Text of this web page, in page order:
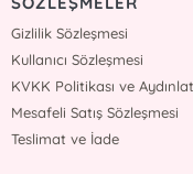
Gizlilik Sözleşmesi
Kullanıcı Sözleşmesi
KVKK Politikası ve
Mesafeli Satış Sözleşmesi
Teslimat ve İade